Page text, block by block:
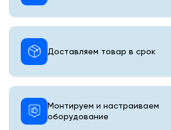
Монтируем и настраиваем
оборудование
Доставляем товар в срок